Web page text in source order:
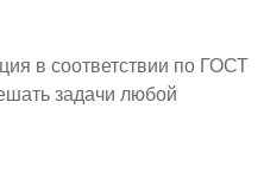
в соответствии по ГОСТ
задачи любой